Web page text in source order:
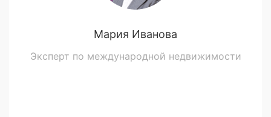
Мария Иванова
Эксперт по международной недвижимости